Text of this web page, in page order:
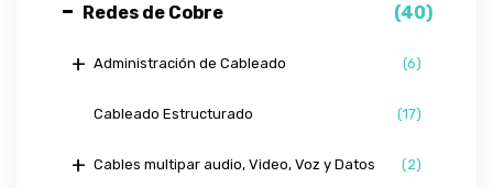
Redes de Cobre (40)
Administración de Cableado (6)
Cableado Estructurado (17)
Cables multipar audio, Video, Voz y Datos (2)